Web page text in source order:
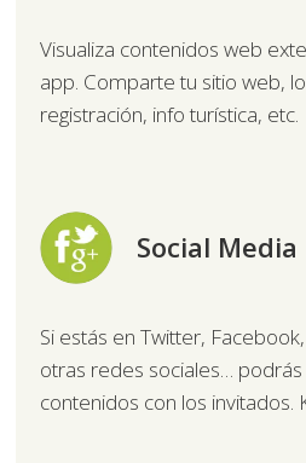
Visualiza contenidos web
app. Comparte tu sitio web,
registración, info turística, etc.
Social Media
Si estás en Twitter,
otras redes sociales…
contenidos con los invitados.